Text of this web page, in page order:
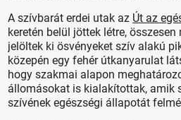
A szívbarát erdei utak az Út az
keretén belül jöttek létre,
jelöltek ki ösvényeket szív alakú
közepén egy fehér útkanyarulat
hogy szakmai alapon
állomásokat is kialakítottak, amik
szívének egészségi állapotát